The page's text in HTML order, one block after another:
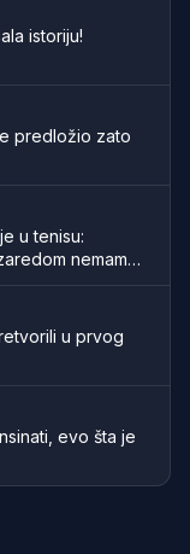
istoriju!
predložio zato
u tenisu:
nemamo
u prvog
evo šta je